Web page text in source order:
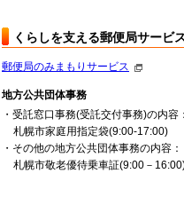
くらしを支える郵便局サービ
郵便局のみまもりサービス
地方公共団体事務
・受託窓口事務(受託交付事務)の内容：
札幌市家庭用指定袋(9:00-17:00)
・その他の地方公共団体事務の内容：
札幌市敬老優待乗車証(9:00－